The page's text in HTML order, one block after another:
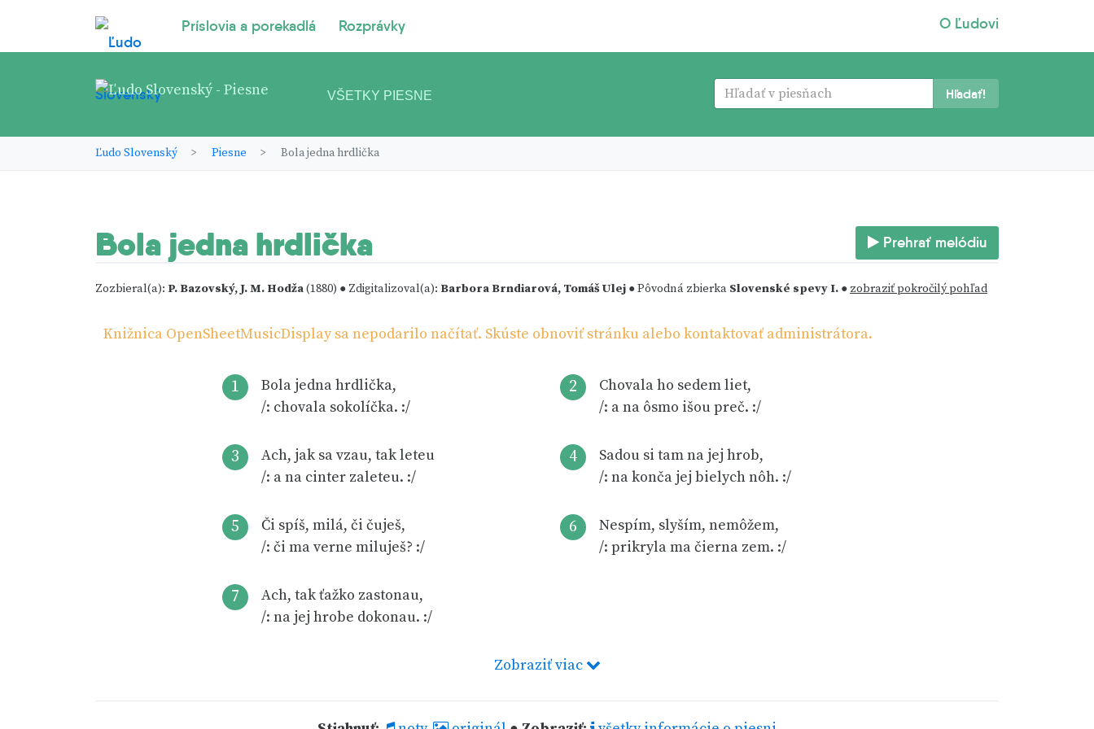
Príslovia a porekadlá Rozprávky O Ľudovi
VŠETKY PIESNE Hľadať!
Ľudo Slovenský Piesne Bola jedna hrdlička
Bola jedna hrdlička Prehrať melódiu
Zozbieral(a): P. Bazovský, J. M. Hodža(1880) ● Zdigitalizoval(a): Barbora Brndiarová, Tomáš Ulej ● Pôvodná zbierka Slovenské spevy I. ● zobraziť pokročilý pohľad
Knižnica OpenSheetMusicDisplay sa nepodarilo načítať. Skúste obnoviť stránku alebo kontaktovať administrátora.
1
Bola jedna hrdlička,
/: chovala sokolíčka. :/
2
Chovala ho sedem liet,
/: a na ôsmo išou preč. :/
3
Ach, jak sa vzau, tak leteu
/: a na cinter zaleteu. :/
4
Sadou si tam na jej hrob,
/: na konča jej bielych nôh. :/
5
Či spíš, milá, či čuješ,
/: či ma verne miluješ? :/
6
Nespím, slyším, nemôžem,
/: prikryla ma čierna zem. :/
7
Ach, tak ťažko zastonau,
/: na jej hrobe dokonau. :/
Zobraziť viac